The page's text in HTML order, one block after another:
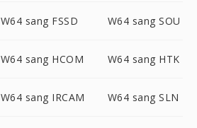
W64 sang FSSD W64 sang SOU
W64 sang HCOM W64 sang HTK
W64 sang IRCAM W64 sang SLN